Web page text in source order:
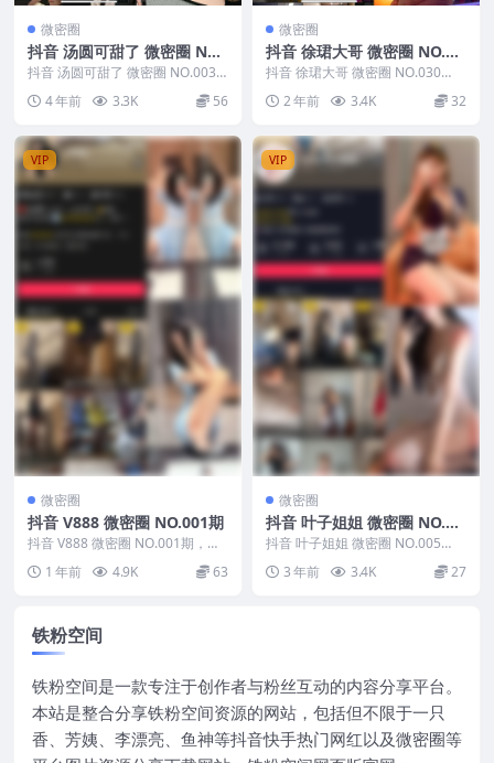
微密圈
抖音 汤圆可甜了 微密圈 NO.
003期
抖音 汤圆可甜了 微密圈 NO.003
期，资源详情：抖音 汤圆可甜了
微密圈 N...
4 年前 3.3K 56
微密圈
抖音 徐珺大哥 微密圈 NO.03
0期
抖音 徐珺大哥 微密圈 NO.030
期，资源详情：抖音 徐珺大哥 微
密圈 NO....
2 年前 3.4K 32
VIP
微密圈
抖音 V888 微密圈 NO.001期
抖音 V888 微密圈 NO.001期，资
源详情：抖音 V888 微密圈 NO....
1 年前 4.9K 63
VIP
微密圈
抖音 叶子姐姐 微密圈 NO.00
5期
抖音 叶子姐姐 微密圈 NO.005
期，资源详情：抖音 叶子姐姐 微
密圈 NO....
3 年前 3.4K 27
铁粉空间
铁粉空间是一款专注于创作者与粉丝互动的内容分享平台。
本站是整合分享铁粉空间资源的网站，包括但不限于一只
香、芳姨、李漂亮、鱼神等抖音快手热门网红以及微密圈等